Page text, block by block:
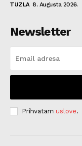
TUZLA 8. Augusta 2026.
Newsletter
Prihvatam uslove.